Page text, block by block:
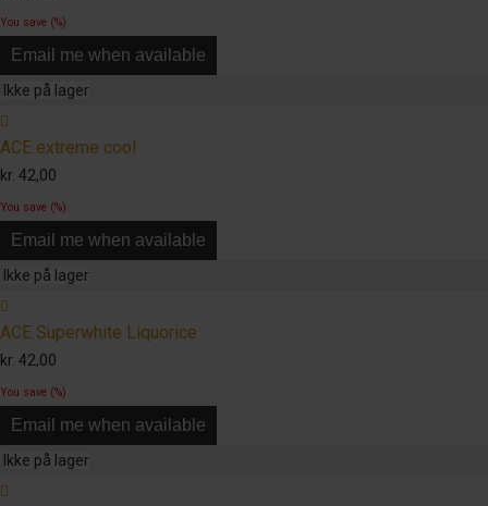
You save (%)
Email me when available
ACE extreme cool
kr. 42,00
You save (%)
Email me when available
ACE Superwhite Liquorice
kr. 42,00
You save (%)
Email me when available